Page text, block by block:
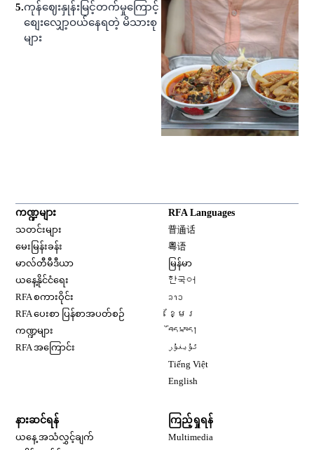
5.ကုန်ဈေးနှုန်းမြင့်တက်မှုကြောင့်
စျေးလျှော့ဝယ်နေရတဲ့ မိသားစု
များ
ကဏ္ဍများ
သတင်းများ
မေးမြန်းခန်း
မာလ်တီမီဒီယာ
ယနေ့နိုင်ငံရေး
RFA စကားဝိုင်း
RFA ပေးစာ ပြန်စာအပတ်စဉ်
ကဏ္ဍများ
RFA အကြောင်း
RFA Languages
普通话
粤语
မြန်မာ
한국어
ລາວ
ខ្មែរ
བོད་སྐད།
ئۇيغۇر
Tiếng Việt
English
နားဆင်ရန်
ယနေ့ အသံလွှင့်ချက်
ကြည့်ရှုရန်
Multimedia